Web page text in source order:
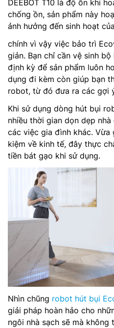
DEEBOT T10 là độ ồn khi
chống ồn, sản phẩm này
ảnh hưởng đến sinh hoạt
chính vì vậy việc bảo trì
giản. Bạn chỉ cần vệ sinh
định kỳ để sản phẩm luôn
dụng đi kèm còn giúp bạn
robot, từ đó đưa ra các gợi
Khi sử dụng dòng hút bụi
nhiều thời gian dọn dẹp
các việc gia đình khác. Vừa
kiệm về kinh tế, đây thực
tiền bát gạo khi sử dụng.
Nhìn chũng robot hút bụi
giải pháp hoàn hảo cho
ngôi nhà sạch sẽ mà không